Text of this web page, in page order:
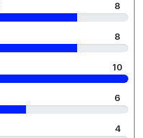
8
8
10
6
4